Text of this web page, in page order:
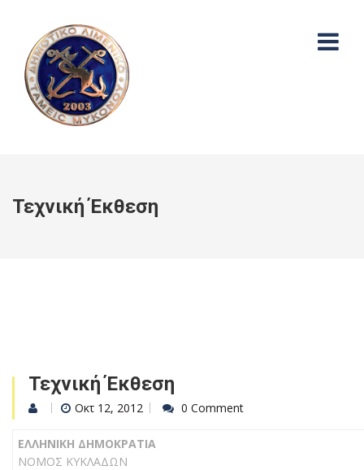
Τεχνική Έκθεση
Τεχνική Έκθεση
Οκτ 12, 2012 0 Comment
ΕΛΛΗΝΙΚΗ ΔΗΜΟΚΡΑΤΙΑ
ΝΟΜΟΣ ΚΥΚΛΑΔΩΝ